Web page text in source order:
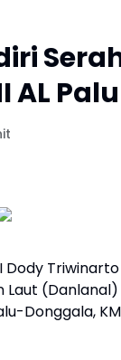
AL Palu
Triwinarto
Donggala,